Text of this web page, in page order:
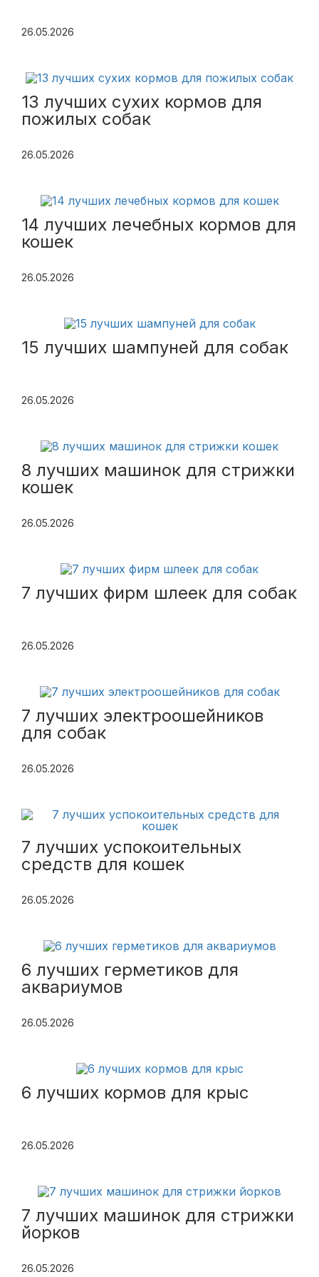
26.05.2026
13 лучших сухих кормов для
пожилых собак
26.05.2026
14 лучших лечебных кормов для
кошек
26.05.2026
15 лучших шампуней для собак
26.05.2026
8 лучших машинок для стрижки
кошек
26.05.2026
7 лучших фирм шлеек для собак
26.05.2026
7 лучших электроошейников
для собак
26.05.2026
7 лучших успокоительных
средств для кошек
26.05.2026
6 лучших герметиков для
аквариумов
26.05.2026
6 лучших кормов для крыс
26.05.2026
7 лучших машинок для стрижки
йорков
26.05.2026